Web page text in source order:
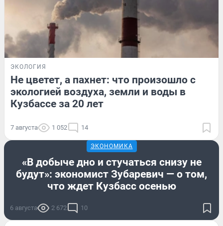
ЭКОЛОГИЯ
Не цветет, а пахнет: что произошло с
экологией воздуха, земли и воды в
Кузбассе за 20 лет
7 августа 1 052 14
ЭКОНОМИКА
«В добыче дно и стучаться снизу не
будут»: экономист Зубаревич — о том,
что ждет Кузбасс осенью
6 августа 2 672 10